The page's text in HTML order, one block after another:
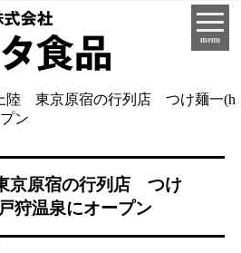
menu
陸 東京原宿の行列店 つけ麺一(h
ン
京原宿の行列店 つけ
狩温泉にオープン